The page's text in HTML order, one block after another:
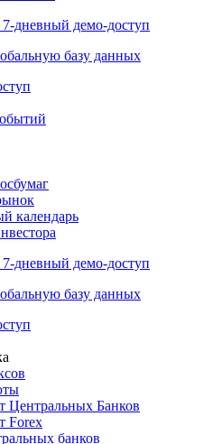
свопы
CDS
7-дневный
базу данных
7-дневный
базу данных